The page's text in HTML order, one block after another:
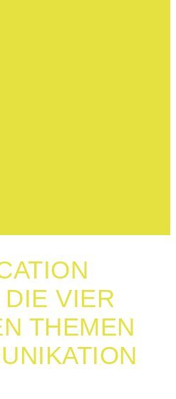
DIE VIER
THEMEN D
2